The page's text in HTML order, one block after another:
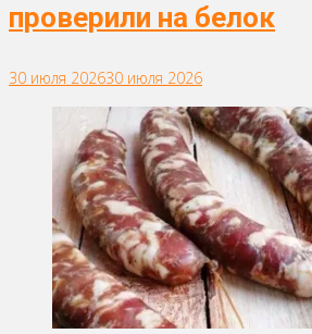
проверили на белок
30 июля 202630 июля 2026